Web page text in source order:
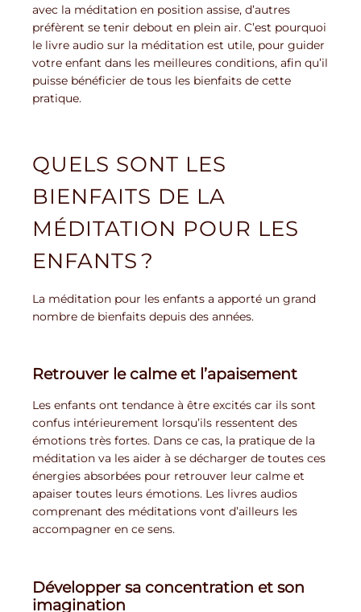
avec la méditation en position assise, d’autres
préfèrent se tenir debout en plein air. C’est pourquoi
le livre audio sur la méditation est utile, pour guider
votre enfant dans les meilleures conditions, afin qu’il
puisse bénéficier de tous les bienfaits de cette
pratique.
QUELS SONT LES
BIENFAITS DE LA
MÉDITATION POUR LES
ENFANTS ?
La méditation pour les enfants a apporté un grand
nombre de bienfaits depuis des années.
Retrouver le calme et l’apaisement
Les enfants ont tendance à être excités car ils sont
confus intérieurement lorsqu’ils ressentent des
émotions très fortes. Dans ce cas, la pratique de la
méditation va les aider à se décharger de toutes ces
énergies absorbées pour retrouver leur calme et
apaiser toutes leurs émotions. Les livres audios
comprenant des méditations vont d’ailleurs les
accompagner en ce sens.
Développer sa concentration et son
imagination